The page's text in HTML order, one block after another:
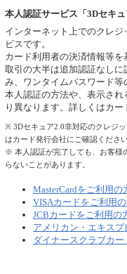
本人認証サービス「3Dセキ
インターネット上でのクレ
ビスです。
カード利用者の決済情報等を
取引の大半は追加認証なし
み、ワンタイムパスワード等
本人認証の方法や、表示さ
り異なります。詳しくはカー
※ 3Dセキュア2.0非対応のクレジ
はカード発行会社にご確認ください
※ 本人認証が完了しても、お客様
らないことがあります。
MasterCardをご利用の
VISAカードをご利用
JCBカードをご利用の
アメリカン・エキス
ダイナースクラブカ